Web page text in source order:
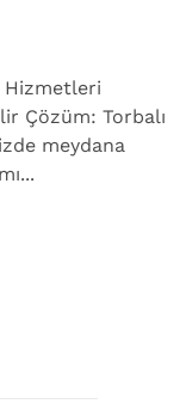
Çözüm: Torbalı
meydana